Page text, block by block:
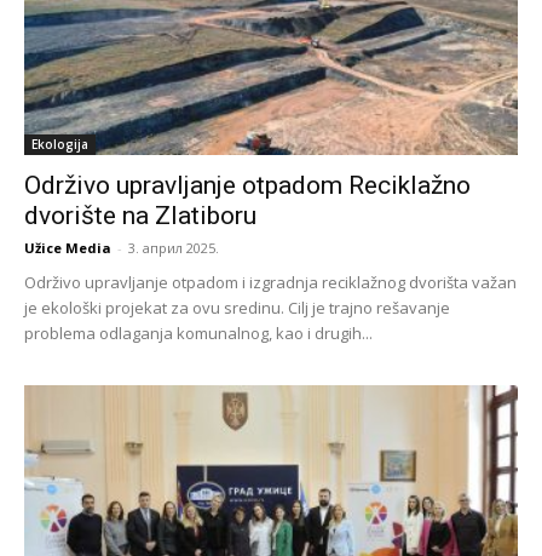
Ekologija
Održivo upravljanje otpadom Reciklažno
dvorište na Zlatiboru
Užice Media - 3. април 2025.
Održivo upravljanje otpadom i izgradnja reciklažnog dvorišta važan
je ekološki projekat za ovu sredinu. Cilj je trajno rešavanje
problema odlaganja komunalnog, kao i drugih...